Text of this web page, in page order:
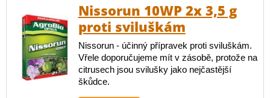
Nissorun 10WP 2x 3,5 g
proti sviluškám
Nissorun - účinný přípravek proti sviluškám.
Vřele doporučujeme mít v zásobě, protože na
citrusech jsou svilušky jako nejčastější
škůdce.